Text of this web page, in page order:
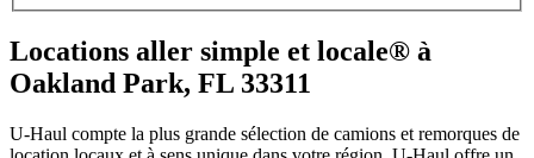
Locations aller simple et locale® à
Oakland Park, FL 33311
U-Haul compte la plus grande sélection de camions et remorques de